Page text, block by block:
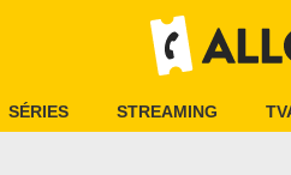
SÉRIES STREAMING